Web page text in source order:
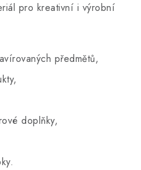
pro kreativní i výrobní
předmětů,
doplňky,